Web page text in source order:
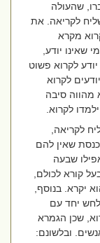
שהעולה
לקריאה. את
מקרא
יודע,
לקרוא פשוט
לקרוא
סיבה
לקרוא.
לקריאה,
שאין להם
שבעה
קורא לכולם,
בנוסף,
יחד עם
שכן הגמרא
ובלשונם: